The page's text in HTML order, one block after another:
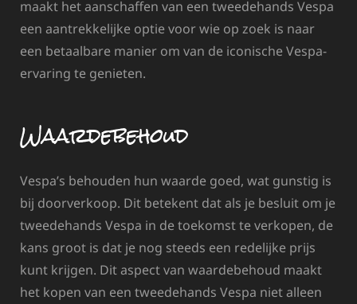
maakt het aanschaffen van een tweedehands Vespa
een aantrekkelijke optie voor wie op zoek is naar
een betaalbare manier om van de iconische Vespa-
ervaring te genieten.
Waardebehoud
Vespa’s behouden hun waarde goed, wat gunstig is
bij doorverkoop. Dit betekent dat als je besluit om je
tweedehands Vespa in de toekomst te verkopen, de
kans groot is dat je nog steeds een redelijke prijs
kunt krijgen. Dit aspect van waardebehoud maakt
het kopen van een tweedehands Vespa niet alleen